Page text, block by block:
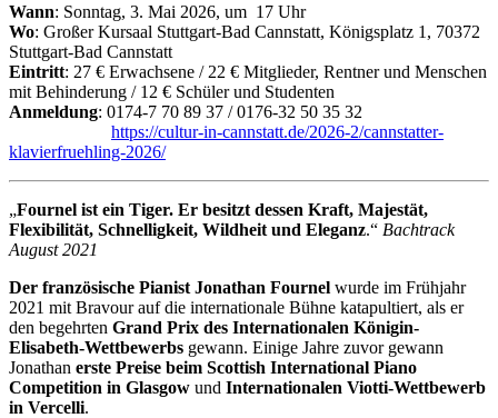
Wann: Sonntag, 3. Mai 2026, um 17 Uhr
Wo: Großer Kursaal Stuttgart-Bad Cannstatt, Königsplatz 1, 70372
Stuttgart-Bad Cannstatt
Eintritt: 27 € Erwachsene / 22 € Mitglieder, Rentner und Menschen
mit Behinderung / 12 € Schüler und Studenten
Anmeldung: 0174-7 70 89 37 / 0176-32 50 35 32
https://cultur-in-cannstatt.de/2026-2/cannstatter-
klavierfruehling-2026/
„Fournel ist ein Tiger. Er besitzt dessen Kraft, Majestät,
Flexibilität, Schnelligkeit, Wildheit und Eleganz.“ Bachtrack
August 2021
Der französische Pianist Jonathan Fournel wurde im Frühjahr
2021 mit Bravour auf die internationale Bühne katapultiert, als er
den begehrten Grand Prix des Internationalen Königin-
Elisabeth-Wettbewerbs gewann. Einige Jahre zuvor gewann
Jonathan erste Preise beim Scottish International Piano
Competition in Glasgow und Internationalen Viotti-Wettbewerb
in Vercelli.